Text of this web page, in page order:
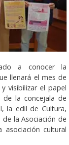
a conocer la
llenará el mes de
visibilizar el papel
la concejala de
la edil de Cultura,
la Asociación de
cultural